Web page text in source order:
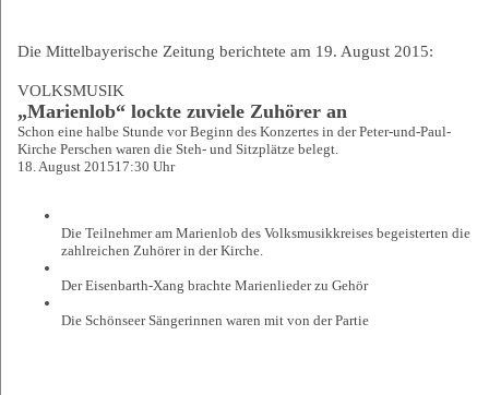
Die Mittelbayerische Zeitung berichtete am 19. August 2015:
VOLKSMUSIK
„Marienlob“ lockte zuviele Zuhörer an
Schon eine halbe Stunde vor Beginn des Konzertes in der Peter-und-Paul-
Kirche Perschen waren die Steh- und Sitzplätze belegt.
18. August 201517:30 Uhr
Die Teilnehmer am Marienlob des Volksmusikkreises begeisterten die
zahlreichen Zuhörer in der Kirche.
Der Eisenbarth-Xang brachte Marienlieder zu Gehör
Die Schönseer Sängerinnen waren mit von der Partie